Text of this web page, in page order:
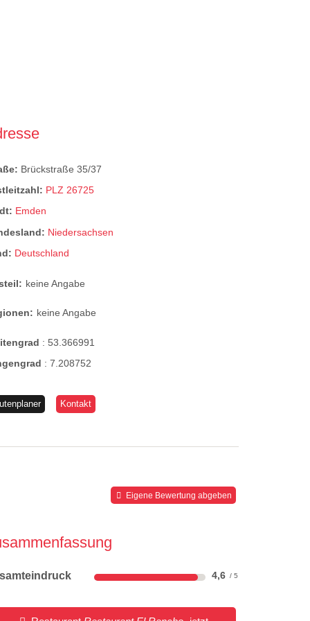
Brückstraße 35/37
PLZ 26725
Emden
Niedersachsen
Deutschland
keine Angabe
keine Angabe
:53.366991
:7.208752
Kontakt
Eigene Bewertung abgeben
4,6